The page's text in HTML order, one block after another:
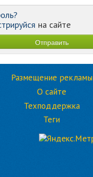
на сайте
Размещение рекламы
О сайте
Техподдержка
Теги